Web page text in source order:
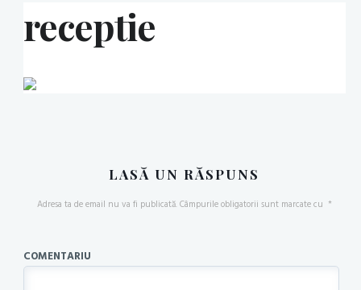
receptie
LASĂ UN RĂSPUNS
Adresa ta de email nu va fi publicată.Câmpurile obligatorii sunt marcate cu *
COMENTARIU